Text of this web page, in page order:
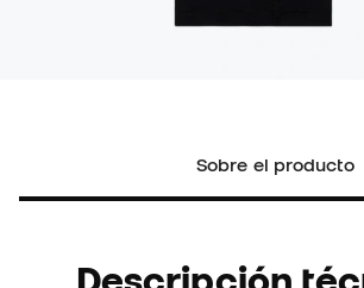
Sobre el producto